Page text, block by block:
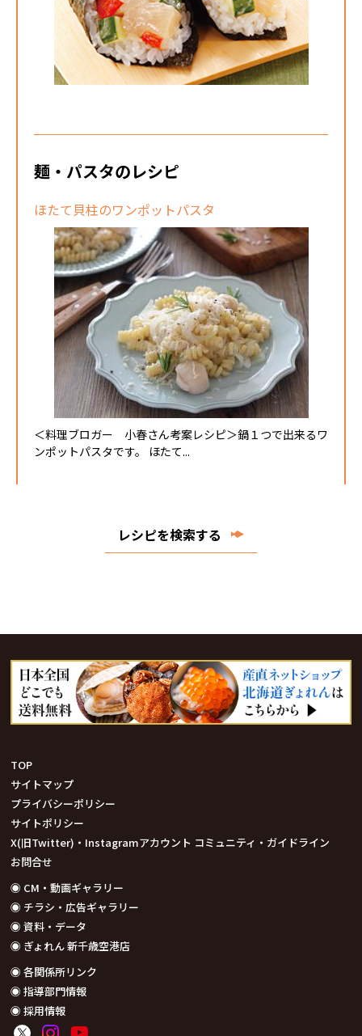
麺・パスタのレシピ
ほたて貝柱のワンポットパスタ
＜料理ブロガー 小春さん考案レシピ＞鍋１つで出来るワ
ンポットパスタです。 ほたて...
レシピを検索する
TOP
サイトマップ
プライバシーポリシー
サイトポリシー
X(旧Twitter)・Instagramアカウント コミュニティ・ガイドライン
お問合せ
◉ CM・動画ギャラリー
◉ チラシ・広告ギャラリー
◉ 資料・データ
◉ ぎょれん 新千歳空港店
◉ 各関係所リンク
◉ 指導部門情報
◉ 採用情報